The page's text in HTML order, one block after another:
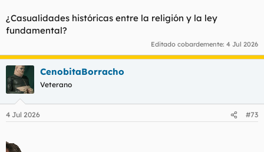
¿Casualidades históricas entre la religión y la ley
fundamental?
Editado cobardemente: 4 Jul 2026
CenobitaBorracho
Veterano
4 Jul 2026 #73